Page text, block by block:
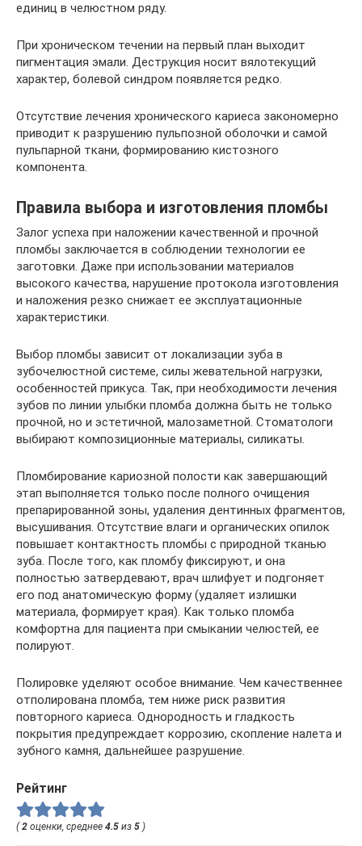
единиц в челюстном ряду.
При хроническом течении на первый план выходит
пигментация эмали. Деструкция носит вялотекущий
характер, болевой синдром появляется редко.
Отсутствие лечения хронического кариеса закономерно
приводит к разрушению пульпозной оболочки и самой
пульпарной ткани, формированию кистозного
компонента.
Правила выбора и изготовления пломбы
Залог успеха при наложении качественной и прочной
пломбы заключается в соблюдении технологии ее
заготовки. Даже при использовании материалов
высокого качества, нарушение протокола изготовления
и наложения резко снижает ее эксплуатационные
характеристики.
Выбор пломбы зависит от локализации зуба в
зубочелюстной системе, силы жевательной нагрузки,
особенностей прикуса. Так, при необходимости лечения
зубов по линии улыбки пломба должна быть не только
прочной, но и эстетичной, малозаметной. Стоматологи
выбирают композиционные материалы, силикаты.
Пломбирование кариозной полости как завершающий
этап выполняется только после полного очищения
препарированной зоны, удаления дентинных фрагментов,
высушивания. Отсутствие влаги и органических опилок
повышает контактность пломбы с природной тканью
зуба. После того, как пломбу фиксируют, и она
полностью затвердевают, врач шлифует и подгоняет
его под анатомическую форму (удаляет излишки
материала, формирует края). Как только пломба
комфортна для пациента при смыкании челюстей, ее
полируют.
Полировке уделяют особое внимание. Чем качественнее
отполирована пломба, тем ниже риск развития
повторного кариеса. Однородность и гладкость
покрытия предупреждает коррозию, скопление налета и
зубного камня, дальнейшее разрушение.
Рейтинг
(2 оценки, среднее 4.5 из 5 )